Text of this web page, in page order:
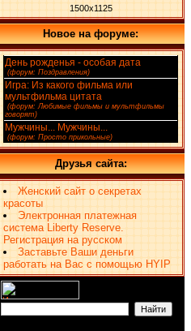
1500x1125
Новое на форуме:
День рожденья - особая дата
(форум: Поздравления)
Игра: Из какого фильма или
мультфильма цитата
(форум: Любимые фильмы и мультфильмы
говорят)
Мужчины... Мужчины...
(форум: Просто прикольные)
Друзья сайта:
Женский сайт о секретах
красоты
Электронная платежная
система Liberty Reserve.
Регистрация на русском
Заставьте Ваши деньги
работать на Вас с помощью HYIP